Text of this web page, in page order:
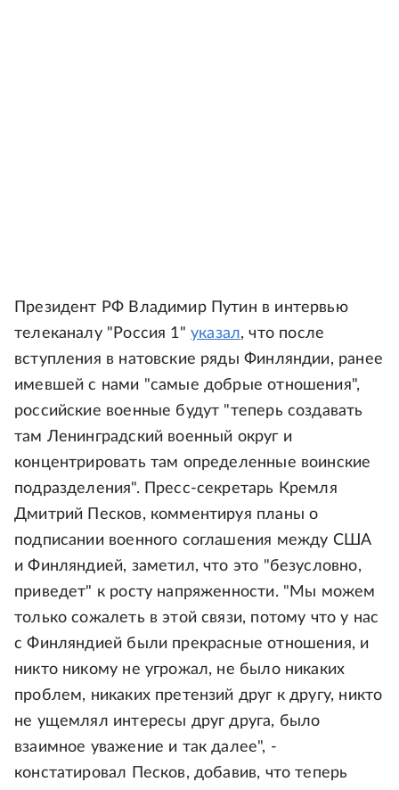
Президент РФ Владимир Путин в интервью
телеканалу "Россия 1" указал, что после
вступления в натовские ряды Финляндии, ранее
имевшей с нами "самые добрые отношения",
российские военные будут "теперь создавать
там Ленинградский военный округ и
концентрировать там определенные воинские
подразделения". Пресс-секретарь Кремля
Дмитрий Песков, комментируя планы о
подписании военного соглашения между США
и Финляндией, заметил, что это "безусловно,
приведет" к росту напряженности. "Мы можем
только сожалеть в этой связи, потому что у нас
с Финляндией были прекрасные отношения, и
никто никому не угрожал, не было никаких
проблем, никаких претензий друг к другу, никто
не ущемлял интересы друг друга, было
взаимное уважение и так далее", -
констатировал Песков, добавив, что теперь